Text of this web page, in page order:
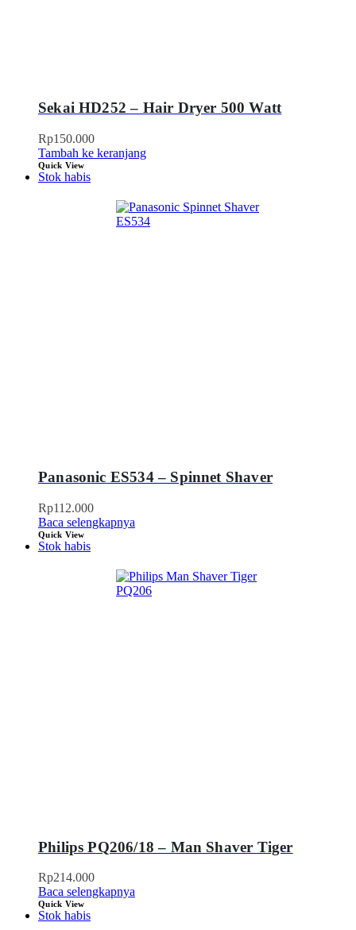
Sekai HD252 – Hair Dryer 500 Watt
Rp150.000
Tambah ke keranjang
Quick View
Stok habis
Panasonic ES534 – Spinnet Shaver
Rp112.000
Baca selengkapnya
Quick View
Stok habis
Philips PQ206/18 – Man Shaver Tiger
Rp214.000
Baca selengkapnya
Quick View
Stok habis